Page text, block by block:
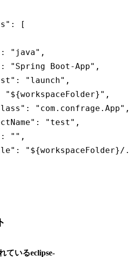
[
"java",
"Spring Boot-App",
"launch",
"${workspaceFolder}",
"test",
"",
"${workspaceFolder}/
ているeclipse-